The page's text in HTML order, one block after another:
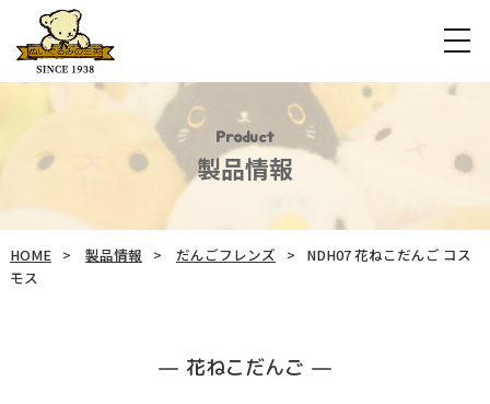
Product
製品情報
HOME 製品情報 だんごフレンズ
NDH07 花ねこだんご コス
モス
花ねこだんご